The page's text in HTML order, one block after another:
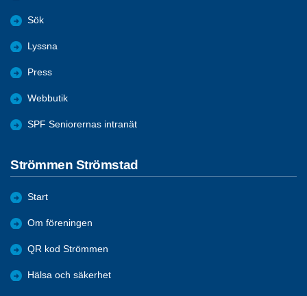
Sök
Lyssna
Press
Webbutik
SPF Seniorernas intranät
Strömmen Strömstad
Start
Om föreningen
QR kod Strömmen
Hälsa och säkerhet